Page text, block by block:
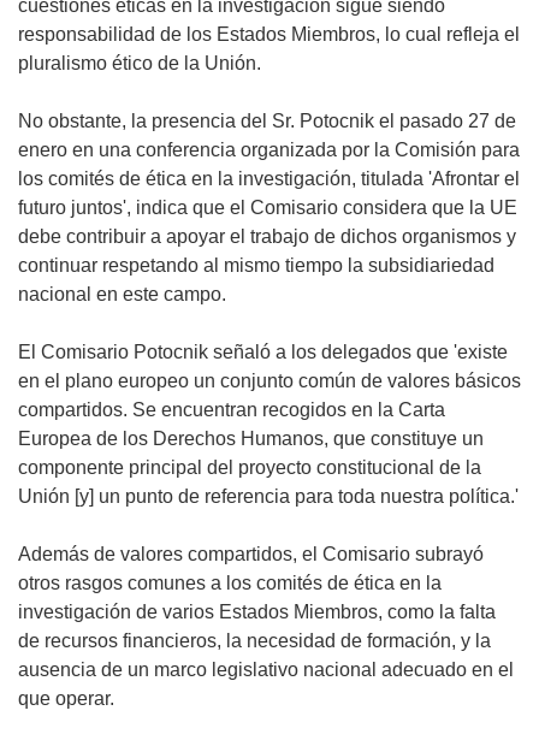
cuestiones éticas en la investigación sigue siendo
responsabilidad de los Estados Miembros, lo cual refleja el
pluralismo ético de la Unión.
No obstante, la presencia del Sr. Potocnik el pasado 27 de
enero en una conferencia organizada por la Comisión para
los comités de ética en la investigación, titulada 'Afrontar el
futuro juntos', indica que el Comisario considera que la UE
debe contribuir a apoyar el trabajo de dichos organismos y
continuar respetando al mismo tiempo la subsidiariedad
nacional en este campo.
El Comisario Potocnik señaló a los delegados que 'existe
en el plano europeo un conjunto común de valores básicos
compartidos. Se encuentran recogidos en la Carta
Europea de los Derechos Humanos, que constituye un
componente principal del proyecto constitucional de la
Unión [y] un punto de referencia para toda nuestra política.'
Además de valores compartidos, el Comisario subrayó
otros rasgos comunes a los comités de ética en la
investigación de varios Estados Miembros, como la falta
de recursos financieros, la necesidad de formación, y la
ausencia de un marco legislativo nacional adecuado en el
que operar.